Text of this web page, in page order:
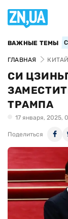
ВАЖНЫЕ ТЕМЫ
ГЛАВНАЯ КИТАЙ
СИ
ТРАМПА
17 января, 2025,
Поделиться